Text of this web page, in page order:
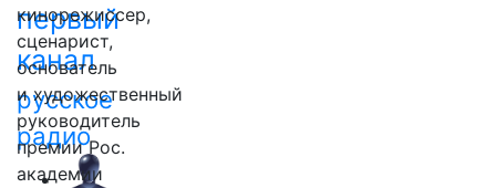
первый
канал
русское
радио
кинорежиссер,
сценарист,
основатель
и художественный
руководитель
премии Рос.
академии